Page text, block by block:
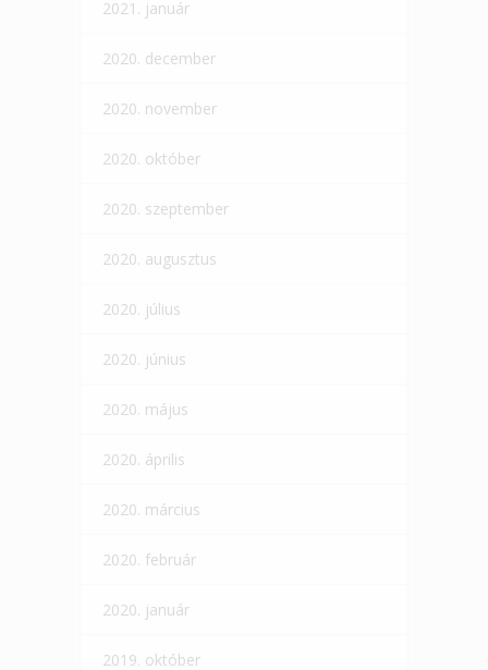
2021. január
2020. december
2020. november
2020. október
2020. szeptember
2020. augusztus
2020. július
2020. június
2020. május
2020. április
2020. március
2020. február
2020. január
2019. október